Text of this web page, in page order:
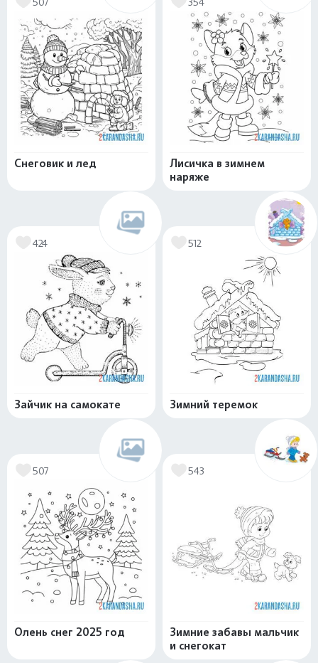
Снеговик и лед
Лисичка в зимнем
наряже
424
Зайчик на самокате
512
Зимний теремок
507
Олень снег 2025 год
543
Зимние забавы мальчик
и снегокат